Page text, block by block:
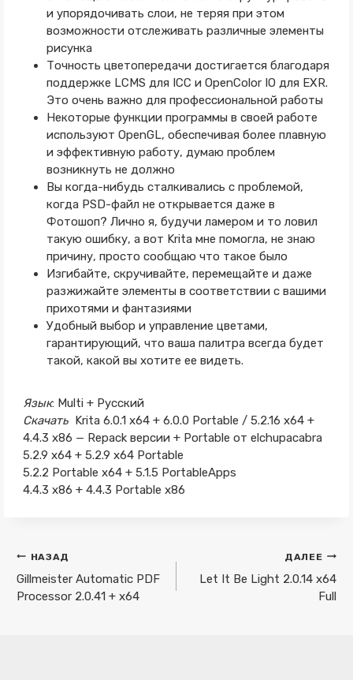
и упорядочивать слои, не теряя при этом
возможности отслеживать различные элементы
рисунка
Точность цветопередачи достигается благодаря
поддержке LCMS для ICC и OpenColor IO для EXR.
Это очень важно для профессиональной работы
Некоторые функции программы в своей работе
используют OpenGL, обеспечивая более плавную
и эффективную работу, думаю проблем
возникнуть не должно
Вы когда-нибудь сталкивались с проблемой,
когда PSD-файл не открывается даже в
Фотошоп? Лично я, будучи ламером и то ловил
такую ошибку, а вот Krita мне помогла, не знаю
причину, просто сообщаю что такое было
Изгибайте, скручивайте, перемещайте и даже
разжижайте элементы в соответствии с вашими
прихотями и фантазиями
Удобный выбор и управление цветами,
гарантирующий, что ваша палитра всегда будет
такой, какой вы хотите ее видеть.
Язык: Multi + Русский
Скачать Krita 6.0.1 x64 + 6.0.0 Portable / 5.2.16 x64 +
4.4.3 x86 — Repack версии + Portable от elchupacabra
5.2.9 x64 + 5.2.9 x64 Portable
5.2.2 Portable x64 + 5.1.5 PortableApps
4.4.3 x86 + 4.4.3 Portable x86
Навигация
по
записям
НАЗАД
Gillmeister Automatic PDF
Processor 2.0.41 + x64
ДАЛЕЕ
Let It Be Light 2.0.14 x64
Full